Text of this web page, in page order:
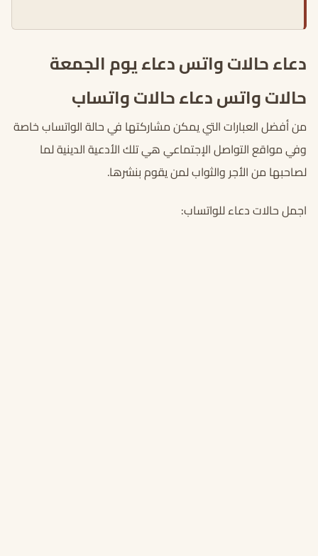
دعاء حالات واتس دعاء يوم الجمعة
حالات واتس دعاء حالات واتساب
من أفضل العبارات التي يمكن مشاركتها في حالة الواتساب خاصة
وفي مواقع التواصل الإجتماعي هي تلك الأدعية الدينية لما
لصاحبها من الأجر والثواب لمن يقوم بنشرها.
اجمل حالات دعاء للواتساب: